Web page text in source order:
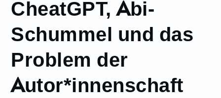
3
CheatGPT, Abi-
Schummel und
das Problem der
Autor*innenschaft
CheatGPT, Abi-
Schummel und das
Problem der
Autor*innenschaft